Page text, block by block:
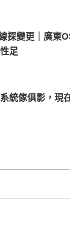
探變更｜廣東
足
統傢俱影，現